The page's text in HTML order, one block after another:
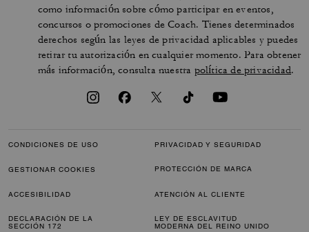
como información sobre cómo participar en eventos,
concursos o promociones de Coach. Tienes determinados
derechos según las leyes de privacidad aplicables y puedes
retirar tu autorización en cualquier momento. Para obtener
más información, consulta nuestra política de privacidad.
CONDICIONES DE USO PRIVACIDAD Y SEGURIDAD
GESTIONAR COOKIES PROTECCIÓN DE MARCA
ACCESIBILIDAD ATENCIÓN AL CLIENTE
DECLARACIÓN DE LA
SECCIÓN 172
LEY DE ESCLAVITUD
MODERNA DEL REINO UNIDO